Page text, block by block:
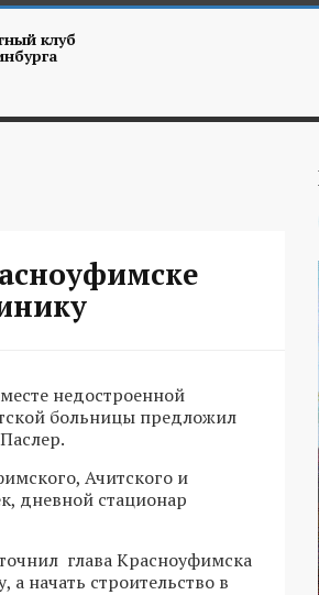
клуб
недостроенной
больницы предложил
Ачитского и
дневной стационар
глава Красноуфимска
начать строительство в